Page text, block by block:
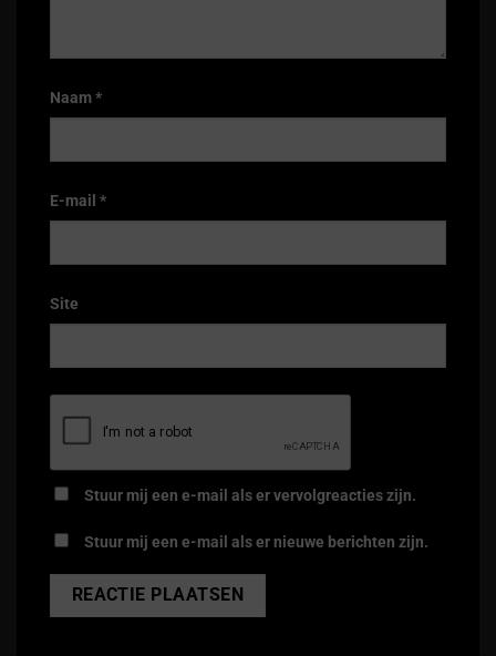
Naam*
E-mail *
Site
Stuur mij een e-mail als er vervolgreacties zijn.
Stuur mij een e-mail als er nieuwe berichten zijn.